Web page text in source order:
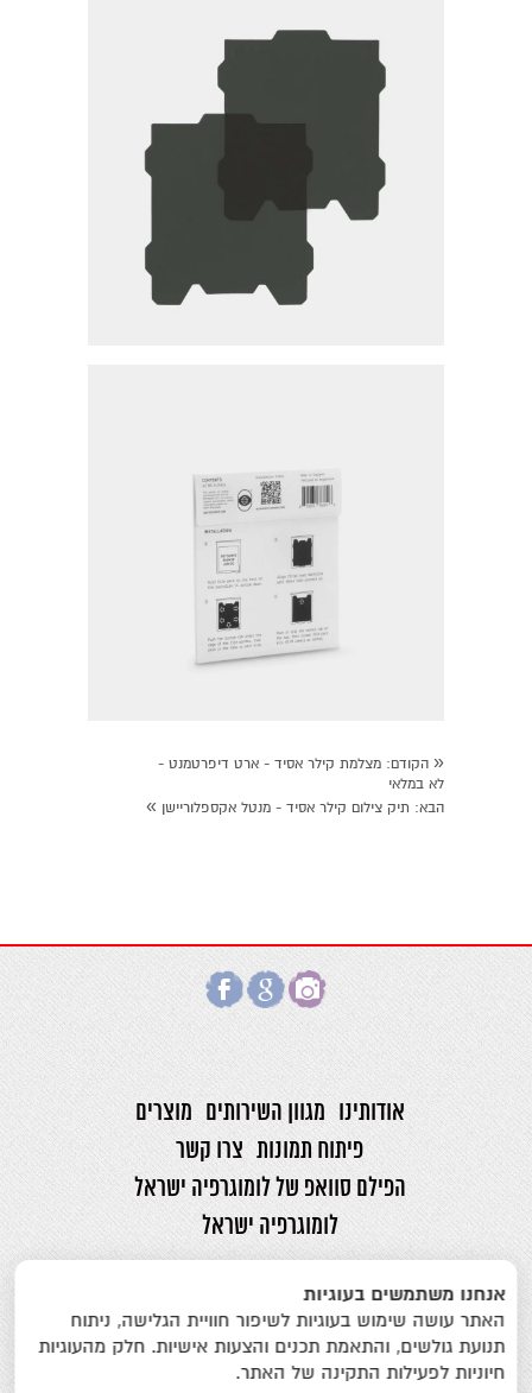
« הקודם: מצלמת קילר אסיד - ארט דיפרטמנט -
לא במלאי
הבא: תיק צילום קילר אסיד - מנטל אקספלוריישן »
אודותינו מגוון השירותים מוצרים
פיתוח תמונות צרו קשר
הפילם סוואפ של לומוגרפיה ישראל
לומוגרפיה ישראל
5175346פקס.03-5161508
print@ifoto.co.il
אנחנו משתמשים בעוגיות
האתר עושה שימוש בעוגיות לשיפור חוויית הגלישה, ניתוח
תנועת גולשים, והתאמת תכנים והצעות אישיות. חלק מהעוגיות
חיוניות לפעילות התקינה של האתר.